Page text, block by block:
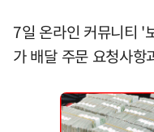
7일 온라인 커뮤니티 '
가 배달 주문 요청사항